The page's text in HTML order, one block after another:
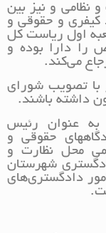
نظامی و نیز بین
و حقوقی و
اول ریاست کل
را دارا بوده و
می‌کند.
با تصویب شورای
داشته باشند.
عنوان رئیس
حقوقی و
محل نظارت و
شهرستان
دادگستری‌های